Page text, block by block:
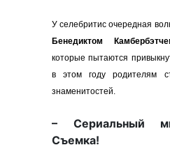
У селебритис очередная
Бенедиктом
которые пытаются
в этом году родителям
знаменитостей.
– Сериальный
Съемка!